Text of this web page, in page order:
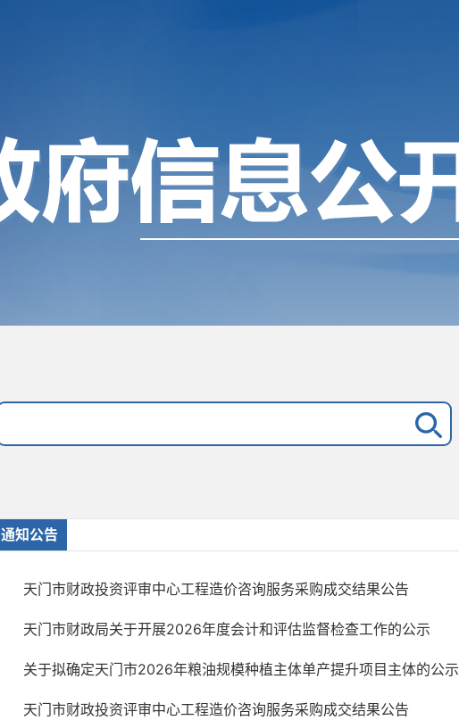
通知公告
天门市财政投资评审中心工程造价咨询服务采购成交结果公告
天门市财政局关于开展2026年度会计和评估监督检查工作的公示
关于拟确定天门市2026年粮油规模种植主体单产提升项目主体的公示
天门市财政投资评审中心工程造价咨询服务采购成交结果公告